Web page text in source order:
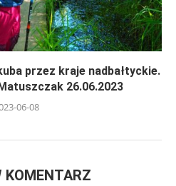
przez kraje nadbałtyckie.
26.06.2023
06-08
KOMENTARZ